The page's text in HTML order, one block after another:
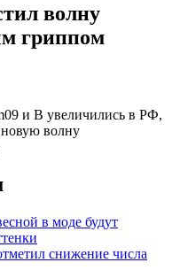
волну
гриппом
и B увеличились в РФ,
волну
в моде будут
снижение числа